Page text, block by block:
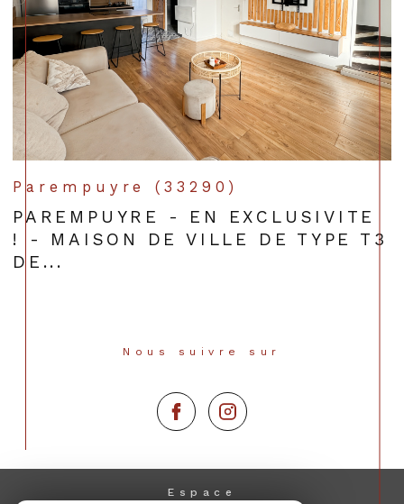
Parempuyre (33290)
PAREMPUYRE - EN EXCLUSIVITE
! - MAISON DE VILLE DE TYPE T3
DE...
Nous suivre sur
Espace